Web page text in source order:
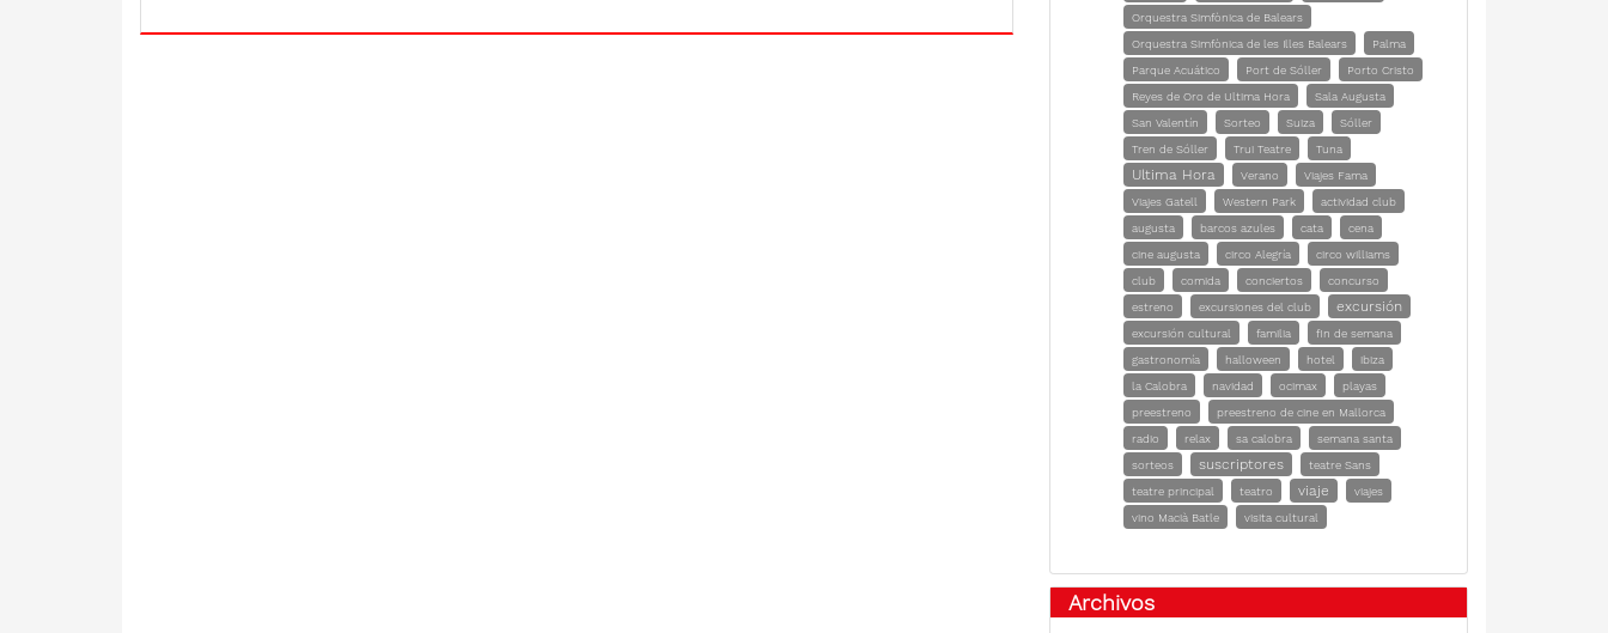
Orquestra Simfònica de Balears
Orquestra Simfònica de les Illes Balears
Palma
Parque Acuático
Port de Sóller
Porto Cristo
Reyes de Oro de Ultima Hora
Sala Augusta
San Valentín
Sorteo Suiza
Sóller
Tren de Sóller
Trui Teatre Tuna
Ultima Hora Verano
Viajes Fama
Viajes Gatell
Western Park
actividad club
augusta
barcos azules cata
cena
cine augusta
circo Alegría
circo williams
club
comida conciertos
concurso
estreno
excursiones del club excursión
excursión cultural familia
fin de semana
gastronomía
halloween hotel
ibiza
la Calobra
navidad ocimax
playas
preestreno
preestreno de cine en Mallorca
radio
relax sa calobra
semana santa
sorteos
suscriptores
teatre Sans
teatre principal
teatro viaje
viajes
vino Macià Batle
visita cultural
Archivos